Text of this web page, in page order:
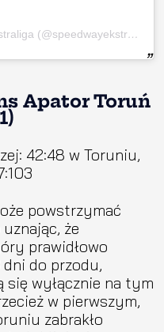
Post udostępniony przez PGE Ekstraliga (@speedwayekstraliga)
Apator Toruń
42:48 w Toruniu,
powstrzymać
że
prawidłowo
do przodu,
wyłącznie na tym
w pierwszym,
zabrakło